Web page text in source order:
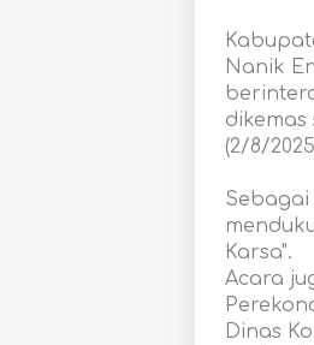
Nanik
(2/8/
Karsa".
Acara
Dinas